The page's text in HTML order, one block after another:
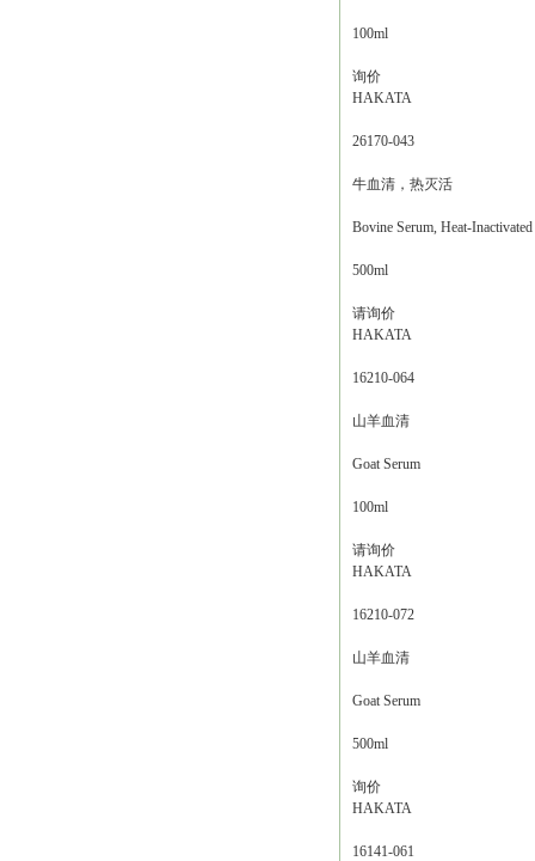
100ml
询价
HAKATA
26170-043
牛血清，热灭活
Bovine Serum, Heat-Inactivated
500ml
请询价
HAKATA
16210-064
山羊血清
Goat Serum
100ml
请询价
HAKATA
16210-072
山羊血清
Goat Serum
500ml
询价
HAKATA
16141-061